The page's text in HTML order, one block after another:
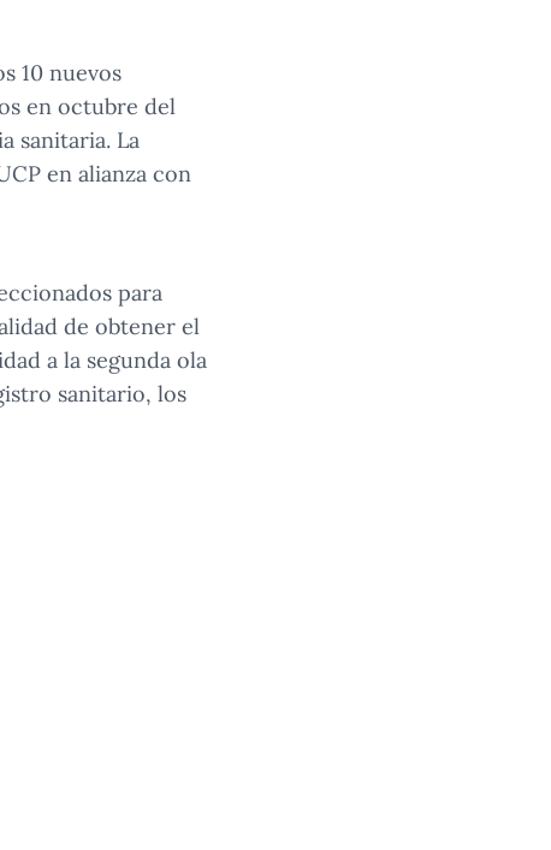
10 nuevos
en octubre del
sanitaria. La
en alianza con
para
de obtener el
a la segunda ola
sanitario, los